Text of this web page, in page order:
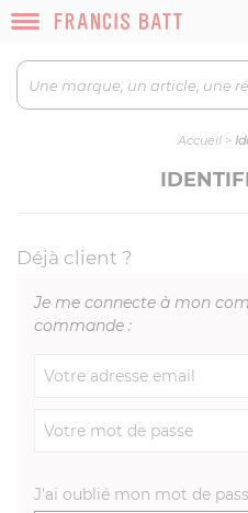
Accueil>
Déjà client ?
Je me connecte à mon
commande :
J'ai oublié mon mot de